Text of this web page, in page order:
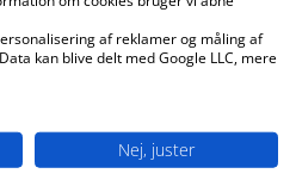
pris:
kr.
på forespørgsel
Detaljer
af reklamer og måling af
kan blive delt med Google LLC, mere
Nej, juster